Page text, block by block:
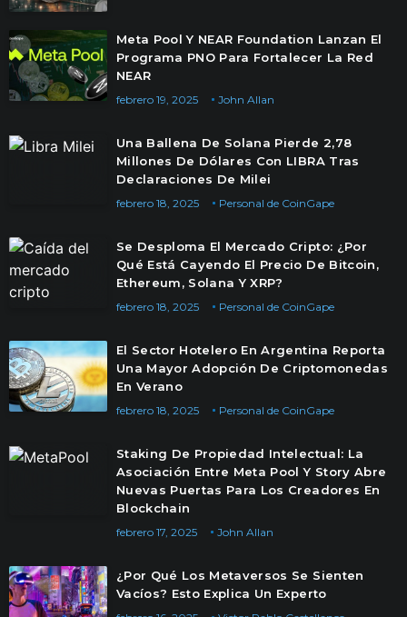
Meta Pool Y NEAR Foundation Lanzan El
Programa PNO Para Fortalecer La Red
NEAR
John Allan
febrero 19, 2025
Una Ballena De Solana Pierde 2,78
Millones De Dólares Con LIBRA Tras
Declaraciones De Milei
Personal de CoinGape
febrero 18, 2025
Se Desploma El Mercado Cripto: ¿Por
Qué Está Cayendo El Precio De Bitcoin,
Ethereum, Solana Y XRP?
Personal de CoinGape
febrero 18, 2025
El Sector Hotelero En Argentina Reporta
Una Mayor Adopción De Criptomonedas
En Verano
Personal de CoinGape
febrero 18, 2025
Staking De Propiedad Intelectual: La
Asociación Entre Meta Pool Y Story Abre
Nuevas Puertas Para Los Creadores En
Blockchain
John Allan
febrero 17, 2025
¿Por Qué Los Metaversos Se Sienten
Vacíos? Esto Explica Un Experto